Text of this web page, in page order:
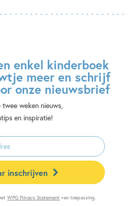
enkel kinderboek
meer en schrijf
onze nieuwsbrief
weken nieuws,
en inspiratie!
inschrijven
WPG Privacy Statement van toepassing.